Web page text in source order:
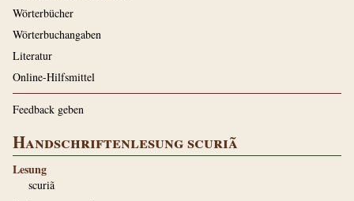
Wörterbücher
Wörterbuchangaben
Literatur
Online-Hilfsmittel
Feedback geben
Handschriftenlesung scuriã
Lesung
scuriã